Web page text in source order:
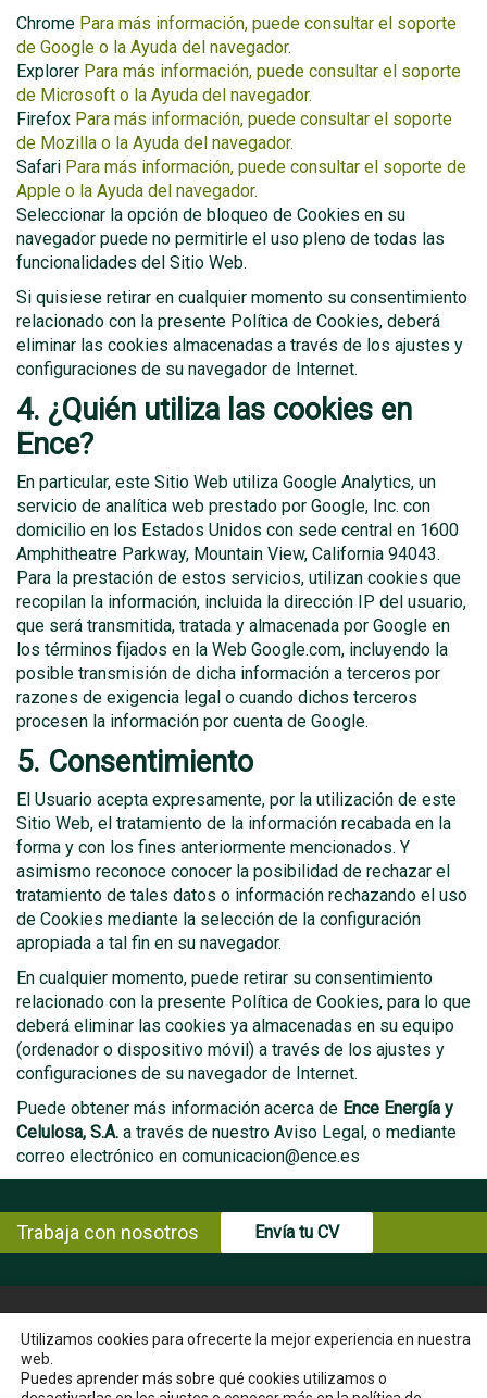
Chrome Para más información, puede consultar el soporte
de Google o la Ayuda del navegador.
Explorer Para más información, puede consultar el soporte
de Microsoft o la Ayuda del navegador.
Firefox Para más información, puede consultar el soporte
de Mozilla o la Ayuda del navegador.
Safari Para más información, puede consultar el soporte de
Apple o la Ayuda del navegador.
Seleccionar la opción de bloqueo de Cookies en su
navegador puede no permitirle el uso pleno de todas las
funcionalidades del Sitio Web.
Si quisiese retirar en cualquier momento su consentimiento
relacionado con la presente Política de Cookies, deberá
eliminar las cookies almacenadas a través de los ajustes y
configuraciones de su navegador de Internet.
4. ¿Quién utiliza las cookies en
Ence?
En particular, este Sitio Web utiliza Google Analytics, un
servicio de analítica web prestado por Google, Inc. con
domicilio en los Estados Unidos con sede central en 1600
Amphitheatre Parkway, Mountain View, California 94043.
Para la prestación de estos servicios, utilizan cookies que
recopilan la información, incluida la dirección IP del usuario,
que será transmitida, tratada y almacenada por Google en
los términos fijados en la Web Google.com, incluyendo la
posible transmisión de dicha información a terceros por
razones de exigencia legal o cuando dichos terceros
procesen la información por cuenta de Google.
5. Consentimiento
El Usuario acepta expresamente, por la utilización de este
Sitio Web, el tratamiento de la información recabada en la
forma y con los fines anteriormente mencionados. Y
asimismo reconoce conocer la posibilidad de rechazar el
tratamiento de tales datos o información rechazando el uso
de Cookies mediante la selección de la configuración
apropiada a tal fin en su navegador.
En cualquier momento, puede retirar su consentimiento
relacionado con la presente Política de Cookies, para lo que
deberá eliminar las cookies ya almacenadas en su equipo
(ordenador o dispositivo móvil) a través de los ajustes y
configuraciones de su navegador de Internet.
Puede obtener más información acerca de Ence Energía y
Celulosa, S.A. a través de nuestro Aviso Legal, o mediante
correo electrónico en comunicacion@ence.es
Trabaja con nosotros Envía tu CV
© Copyright ENCE 2026 MAPA WEB
AVISO LEGAL
INSTRUCCIONES PARA EL EJERCICIO DE DERECHOS DEL
Utilizamos cookies para ofrecerte la mejor experiencia en nuestra
web.
Puedes aprender más sobre qué cookies utilizamos o